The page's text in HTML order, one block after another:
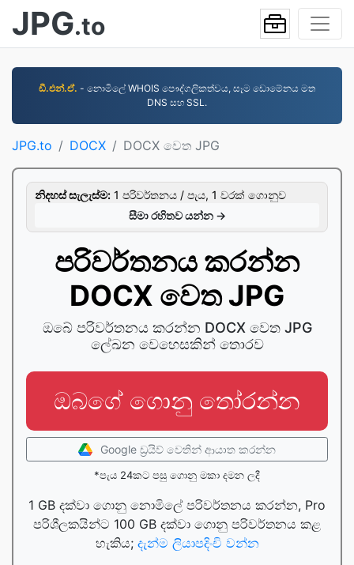
JPG.to
ඩී.එන්.ඒ. - නොමිලේ WHOIS පෞද්ගලිකත්වය, සෑම ඩොමේනය මත
DNS සහ SSL.
JPG.to DOCX DOCX වෙත JPG
නිදහස් සැලැස්ම: 1 පරිවර්තනය / පැය, 1 වරක් ගොනුව
සීමා රහිතව යන්න →
පරිවර්තනය කරන්න
DOCX වෙත JPG
ඔබේ පරිවර්තනය කරන්න DOCX වෙත JPG
ලේඛන වෙහෙසකින් තොරව
ඔබගේ ගොනු තෝරන්න
Google ඩ්‍රයිව් වෙතින් ආයාත කරන්න
*පැය 24කට පසු ගොනු මකා දමන ලදී
1 GB දක්වා ගොනු නොමිලේ පරිවර්තනය කරන්න, Pro
පරිශීලකයින්ට 100 GB දක්වා ගොනු පරිවර්තනය කළ
හැකිය; දැන්ම ලියාපදිංචි වන්න